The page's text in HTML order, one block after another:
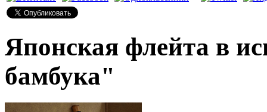
Японская флейта в
бамбука"